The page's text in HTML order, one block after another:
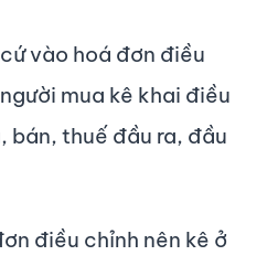
vào hoá đơn điều
mua kê khai điều
bán, thuế đầu ra, đầu
điều chỉnh nên kê ở